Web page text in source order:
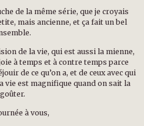
de la même série, que je croyais
mais ancienne, et ça fait un bel
de la vie, qui est aussi la mienne,
à temps et à contre temps parce
de ce qu’on a, et de ceux avec qui
vie est magnifique quand on sait la
goûter.
à vous,